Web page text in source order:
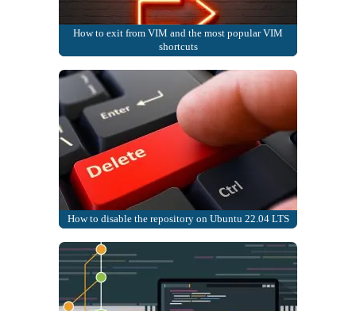
How to exit from VIM and the most popular VIM
shortcuts
How to disable the repository on Ubuntu 22.04 LTS